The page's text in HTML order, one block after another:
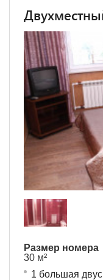
Размер номера
30 м²
1 большая